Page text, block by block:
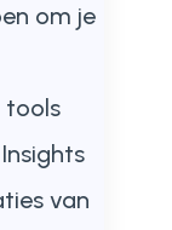
om je
tools
van